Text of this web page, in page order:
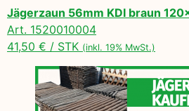
Jägerzaun 56mm KDI braun
Art. 1520010004
41,50 € / STK (inkl. 19% MwSt.)